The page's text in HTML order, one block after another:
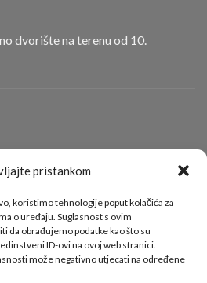
pristankom
koristimo tehnologije poput kolačića za
o uređaju. Suglasnost s ovim
da obrađujemo podatke kao što su
ID-ovi na ovoj web stranici.
može negativno utjecati na određene
dvorište na terenu od 10.
dvorišta i odvozu komunalnog
Ilovac lokaliziran